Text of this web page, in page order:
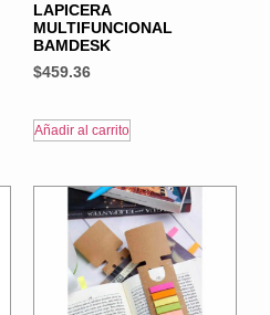
LAPICERA
MULTIFUNCIONAL
BAMDESK
$459.36
Añadir al carrito